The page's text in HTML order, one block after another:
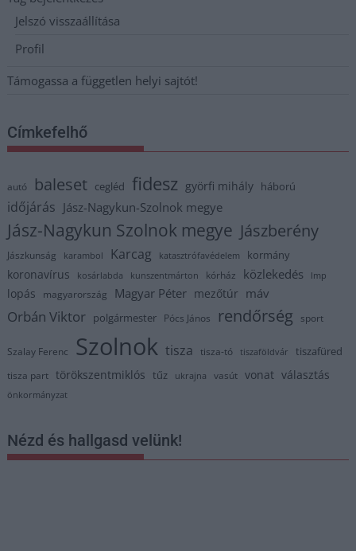
Jelszó visszaállítása
Profil
Támogassa a független helyi sajtót!
Címkefelhő
autó baleset cegléd fidesz györfi mihály háború
időjárás Jász-Nagykun-Szolnok megye
Jász-Nagykun Szolnok megye Jászberény
Jászkunság karambol Karcag katasztrófavédelem kormány
koronavírus kosárlabda kunszentmárton kórház közlekedés lmp
lopás magyarország Magyar Péter mezőtúr máv
Orbán Viktor polgármester Pócs János rendőrség sport
Szalay Ferenc Szolnok tisza tisza-tó tiszaföldvár tiszafüred
tisza part törökszentmiklós tűz ukrajna vasút vonat választás
önkormányzat
Nézd és hallgasd velünk!